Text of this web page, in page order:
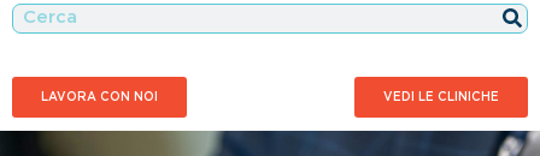
LAVORA CON NOI VEDI LE CLINICHE